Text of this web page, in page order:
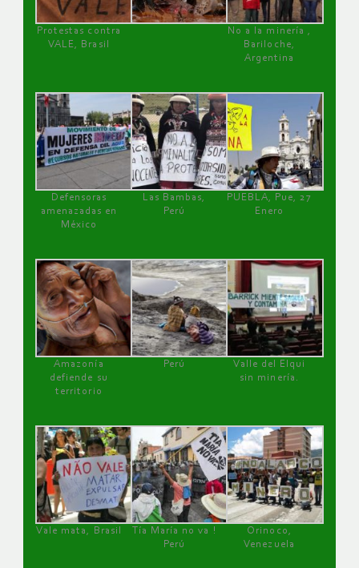
Protestas contra
VALE, Brasil
No a la minería ,
Bariloche,
Argentina
Defensoras
amenazadas en
México
Las Bambas,
Perú
PUEBLA, Pue, 27
Enero
Amazonía
defiende su
territorio
Perú
Valle del Elqui
sin minería.
Vale mata, Brasil
Tía María no va !
Perú
Orinoco,
Venezuela